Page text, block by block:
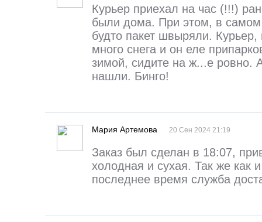
Курьер приехал на час (!!!)
были дома. При этом, в самом
будто пакет швыряли.
много снега и он еле
зимой, сидите на ж...е ровно.
нашли. Бинго!
Мария Артемова 20 Сен 2024 21:19
Заказ был сделан в 18:07,
холодная и сухая. Так же как
последнее время служба